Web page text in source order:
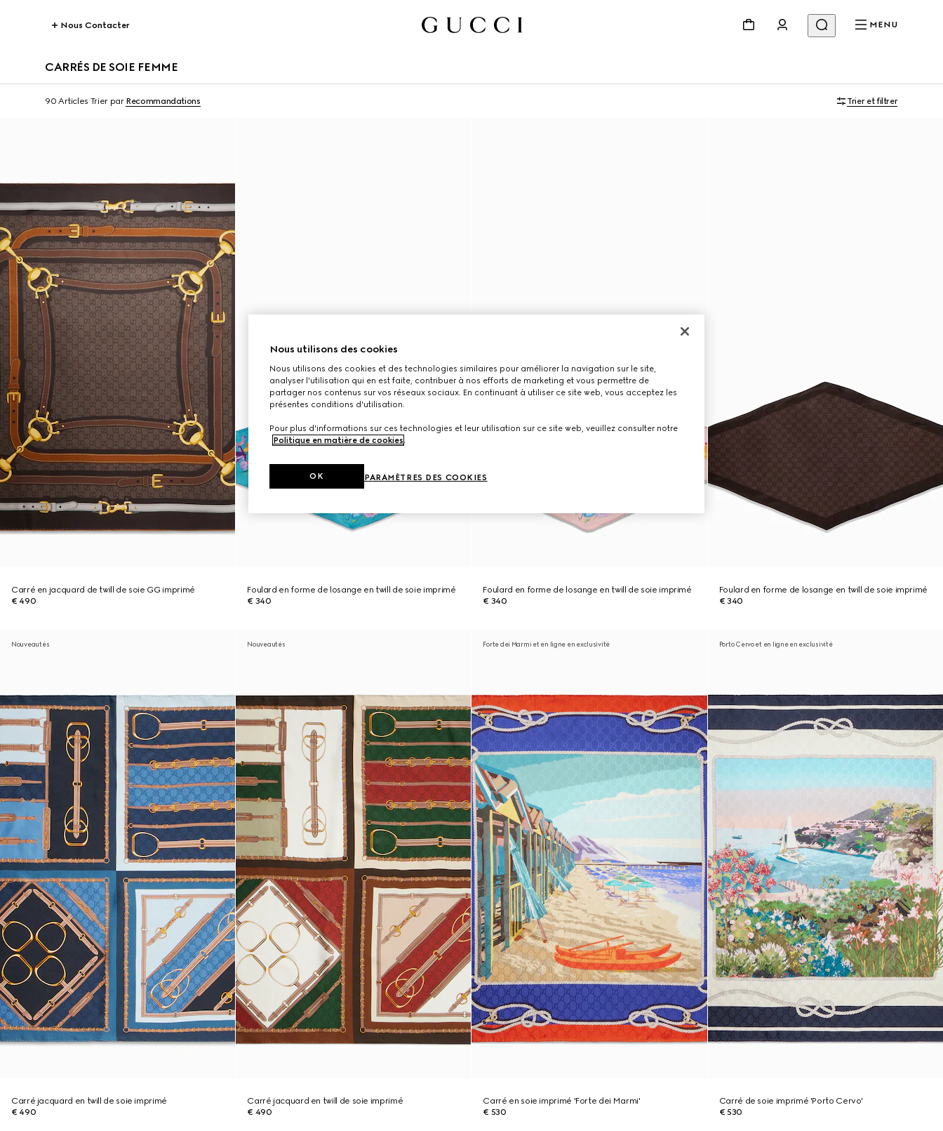
Nous Contacter MENU
CARRÉS DE SOIE FEMME
90 Articles Trier par Recommandations Trier et filtrer
Carré en jacquard de twill de soie GG imprimé
€ 490
Foulard en forme de losange en twill de soie imprimé
€ 340
Foulard en forme de losange en twill de soie imprimé
€ 340
Foulard en forme de losange en twill de soie imprimé
€ 340
Nouveautés
Carré jacquard en twill de soie imprimé
€ 490
Nouveautés
Carré jacquard en twill de soie imprimé
€ 490
Forte dei Marmi et en ligne en exclusivité
Carré en soie imprimé 'Forte dei Marmi'
€ 530
Porto Cervo et en ligne en exclusivité
Carré de soie imprimé 'Porto Cervo'
€ 530
Nous utilisons des cookies
Nous utilisons des cookies et des technologies similaires pour améliorer la navigation sur le site,
analyser l'utilisation qui en est faite, contribuer à nos efforts de marketing et vous permettre de
partager nos contenus sur vos réseaux sociaux. En continuant à utiliser ce site web, vous acceptez les
présentes conditions d'utilisation.
Pour plus d'informations sur ces technologies et leur utilisation sur ce site web, veuillez consulter notre
Politique en matière de cookies.
PARAMÈTRES DES COOKIES
OK